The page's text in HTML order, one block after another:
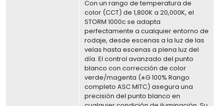
Con un rango de temperatura de
color (CCT) de 1,800K a 20,000K, el
STORM 1000c se adapta
perfectamente a cualquier entorno de
rodaje, desde escenas a la luz de las
velas hasta escenas a plena luz del
día. El control avanzado del punto
blanco con corrección de color
verde/magenta (±G 100% Rango
completo ASC MITC) asegura una
precisión del punto blanco en